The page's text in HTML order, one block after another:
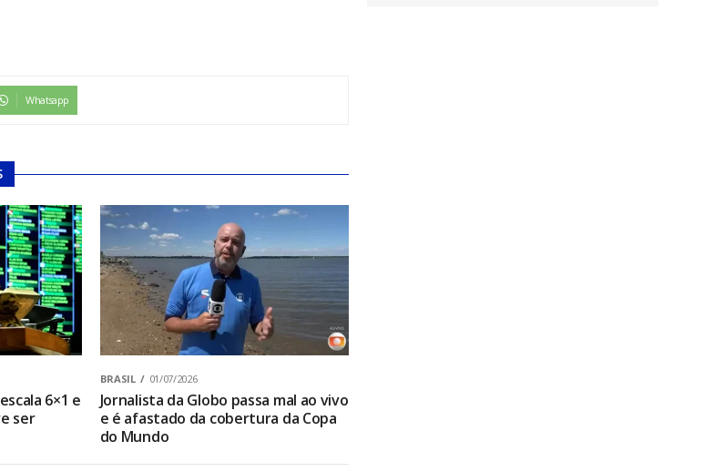
Whatsapp
6×1 e
ser
BRASIL 01/07/2026
Jornalista da Globo passa mal ao vivo
e é afastado da cobertura da Copa
do Mundo